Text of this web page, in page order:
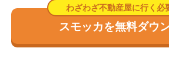
スモッカを無料ダウ